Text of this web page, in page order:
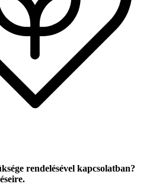
rendelésével kapcsolatban?